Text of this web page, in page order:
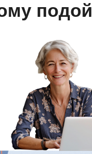
начать работу
разный уровень: кто-то
тратить много сил на
и удержание
чтобы дети включались
и урок начинался
общая успеваемость
а не результат пары